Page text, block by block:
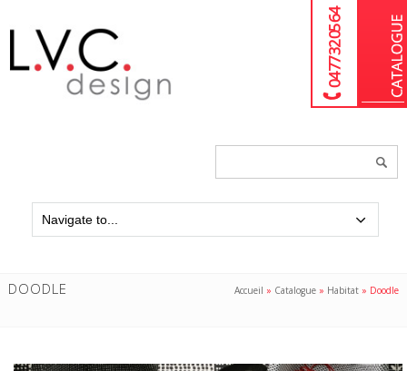
04 77 32 05 64
DOODLE Accueil » Catalogue » Habitat » Doodle